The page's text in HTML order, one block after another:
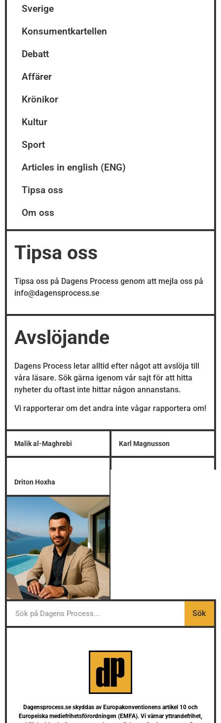
Sverige
Konsumentkartellen
Debatt
Affärer
Krönikor
Kultur
Sport
Articles in english (ENG)
Tipsa oss
Om oss
Tipsa oss
Tipsa oss på Dagens Process genom att mejla oss på
info@dagensprocess.se
Avslöjande
Dagens Process letar alltid efter något att avslöja till
våra läsare. Sök gärna igenom vår sajt för att hitta
nyheter du oftast inte hittar någon annanstans.
Vi rapporterar om det andra inte vågar rapportera om!
Malik al-Maghrebi Karl Magnusson
Driton Hoxha
Sök
Dagensprocess.se skyddas av Europakonventionens artikel 10 och
Europeiska mediefrihetsförordningen (EMFA). Vi värnar yttrandefrihet,